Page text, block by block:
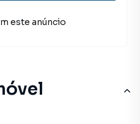
este anúncio